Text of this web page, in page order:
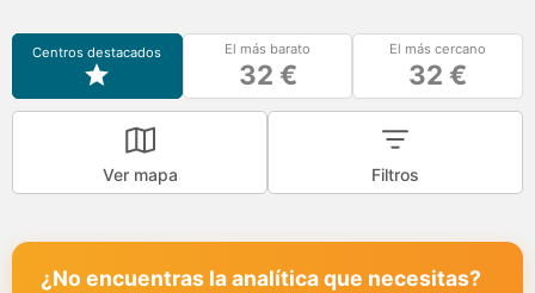
Centros destacados El más barato
32 €
El más cercano
32 €
Ver mapa Filtros
¿No encuentras la analítica que necesitas?